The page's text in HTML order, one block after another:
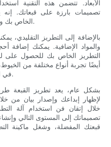
الأبعاد. تتضمن هذه التقنية
تصميمات بارزة على قبعاتك.
الخاص بك ويمكن أن يجعل تصميماتك تبرز حقًا.
بالإضافة إلى التطريز التقليدي،
والمواد الإضافية. يمكنك إضافة
التطريز الخاص بك للحصول على
أيضًا تجربة أنواع مختلفة من
في الظلام، لإنشاء تأثيرات جذابة للنظر.
بشكل عام، يعد تطريز القبعة
لإظهار إبداعك وإصدار بيان من
خلال إتقان فن استخدام آلة
تصميماتك إلى المستوى التالي
قبعتك المفضلة، وشغل ماكينة